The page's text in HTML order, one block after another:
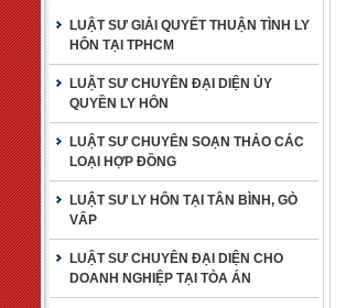
LUẬT SƯ GIẢI QUYẾT THUẬN TÌNH LY
HÔN TẠI TPHCM
LUẬT SƯ CHUYÊN ĐẠI DIỆN ỦY
QUYỀN LY HÔN
LUẬT SƯ CHUYÊN SOẠN THẢO CÁC
LOẠI HỢP ĐỒNG
LUẬT SƯ LY HÔN TẠI TÂN BÌNH, GÒ
VẤP
LUẬT SƯ CHUYÊN ĐẠI DIỆN CHO
DOANH NGHIỆP TẠI TÒA ÁN